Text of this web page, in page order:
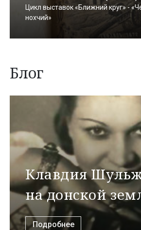
Цикл выставок «Ближний круг» -
нохчий»
Блог
Клавдия
на донской
Подробнее